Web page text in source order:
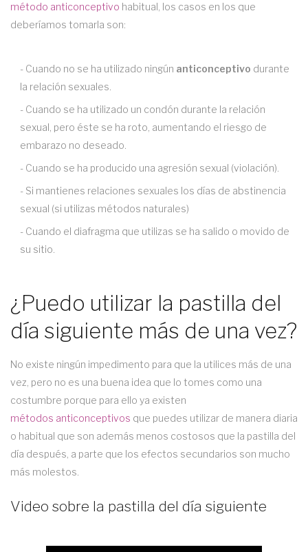
método anticonceptivo habitual, los casos en los que
deberíamos tomarla son:
- Cuando no se ha utilizado ningún anticonceptivo durante
la relación sexuales.
- Cuando se ha utilizado un condón durante la relación
sexual, pero éste se ha roto, aumentando el riesgo de
embarazo no deseado.
- Cuando se ha producido una agresión sexual (violación).
- Si mantienes relaciones sexuales los días de abstinencia
sexual (si utilizas métodos naturales)
- Cuando el diafragma que utilizas se ha salido o movido de
su sitio.
¿Puedo utilizar la pastilla del
día siguiente más de una vez?
No existe ningún impedimento para que la utilices más de una
vez, pero no es una buena idea que lo tomes como una
costumbre porque para ello ya existen
métodos anticonceptivos que puedes utilizar de manera diaria
o habitual que son además menos costosos que la pastilla del
día después, a parte que los efectos secundarios son mucho
más molestos.
Video sobre la pastilla del día siguiente